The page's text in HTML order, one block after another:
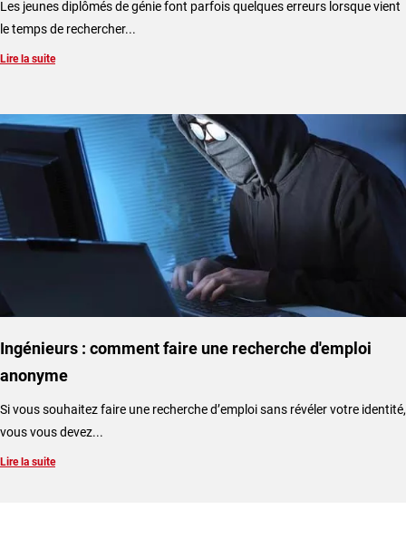
Les jeunes diplômés de génie font parfois quelques erreurs lorsque vient
le temps de rechercher...
Lire la suite
Ingénieurs : comment faire une recherche d'emploi
anonyme
Si vous souhaitez faire une recherche d’emploi sans révéler votre identité,
vous vous devez...
Lire la suite